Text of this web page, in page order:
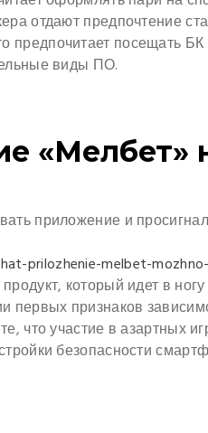
отдают предпочтение
предпочитает посещать
виды ПО.
«Мелбет»
приложение и
prilozhenie-melbet-
который идет в
первых признаков
что участие в азартных
безопасности